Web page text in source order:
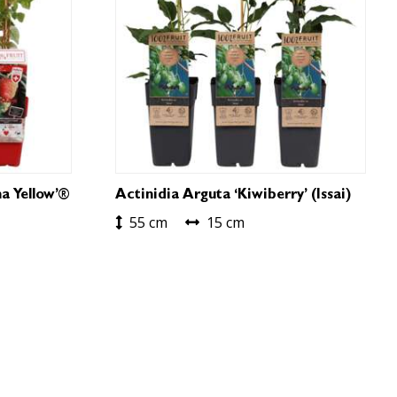
Yellow’® Actinidia Arguta ‘Kiwiberry’ (Issai)
55 cm 15 cm